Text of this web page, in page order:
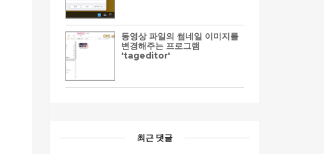
동영상 파일의 썸네일 이미지를
변경해주는 프로그램
'tageditor'
최근 댓글